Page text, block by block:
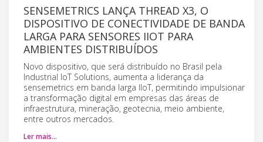
SENSEMETRICS LANÇA THREAD X3, O
DISPOSITIVO DE CONECTIVIDADE DE BANDA
LARGA PARA SENSORES IIOT PARA
AMBIENTES DISTRIBUÍDOS
Novo dispositivo, que será distribuído no Brasil pela
Industrial IoT Solutions, aumenta a liderança da
sensemetrics em banda larga IIoT, permitindo impulsionar
a transformação digital em empresas das áreas de
infraestrutura, mineração, geotecnia, meio ambiente,
entre outros mercados.
Ler mais…